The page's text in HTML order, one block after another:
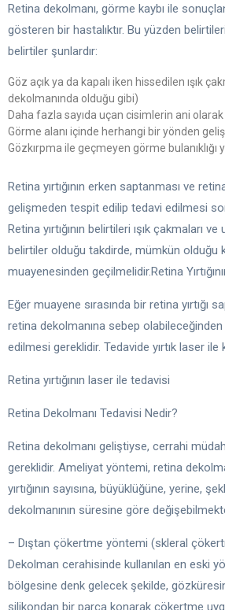
Retina dekolmanı, görme kaybı ile
gösteren bir hastalıktır. Bu yüzden
belirtiler şunlardır:
Göz açık ya da kapalı iken hissedilen ışık
dekolmanında olduğu gibi)
Daha fazla sayıda uçan cisimlerin ani olarak
Görme alanı içinde herhangi bir yönden
Gözkırpma ile geçmeyen görme bulanıklığı
Retina yırtığının erken saptanması ve
gelişmeden tespit edilip tedavi edilmesi
Retina yırtığının belirtileri ışık çakmaları
belirtiler olduğu takdirde, mümkün olduğu
muayenesinden geçilmelidir.Retina
Eğer muayene sırasında bir retina yırtığı
retina dekolmanına sebep
edilmesi gereklidir. Tedavide yırtık laser ile
Retina yırtığının laser ile tedavisi
Retina Dekolmanı Tedavisi Nedir?
Retina dekolmanı geliştiyse, cerrahi
gereklidir. Ameliyat yöntemi, retina
yırtığının sayısına, büyüklüğüne, yerine,
dekolmanının süresine göre
– Dıştan çökertme yöntemi (skleral
Dekolman cerahisinde kullanılan en eski
bölgesine denk gelecek şekilde,
silikondan bir parça konarak çökertme